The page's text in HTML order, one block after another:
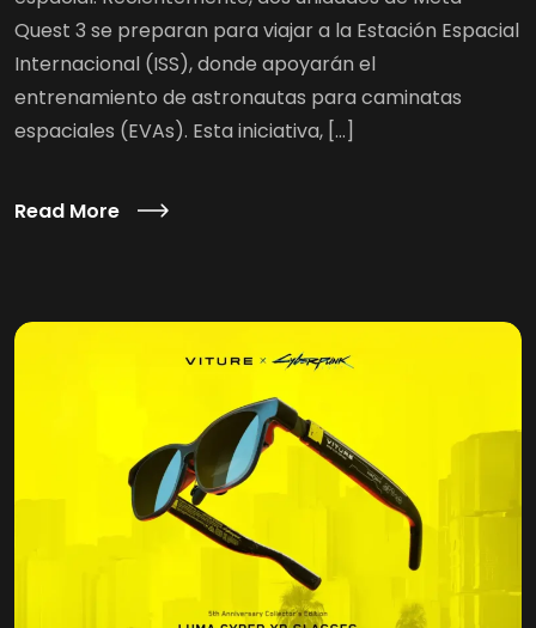
Quest 3 se preparan para viajar a la Estación Espacial
Internacional (ISS), donde apoyarán el
entrenamiento de astronautas para caminatas
espaciales (EVAs). Esta iniciativa, […]
Read More